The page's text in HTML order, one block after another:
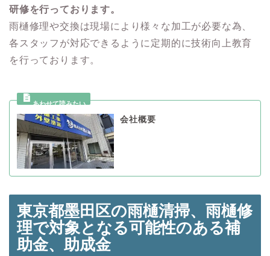
研修を行っております。
雨樋修理や交換は現場により様々な加工が必要な為、
各スタッフが対応できるように定期的に技術向上教育
を行っております。
会社概要
東京都墨田区の雨樋清掃、雨樋修
理で対象となる可能性のある補
助金、助成金